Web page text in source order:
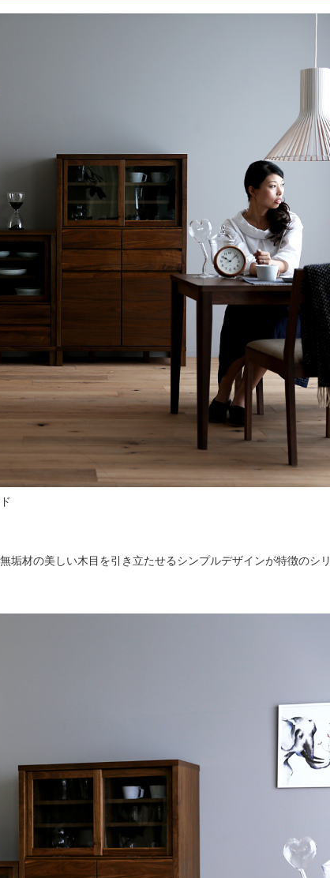
垢材の美しい木目を引き立たせるシンプルデザインが特徴のシ